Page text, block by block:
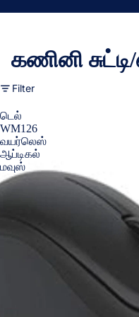
கணினி
Filter
டெல்
WM126
வயர்லெஸ்
ஆப்டிகல்
மவுஸ்